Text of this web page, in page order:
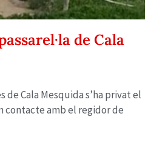
de Cala
de Cala Mesquida s’ha privat el
contacte amb el regidor de